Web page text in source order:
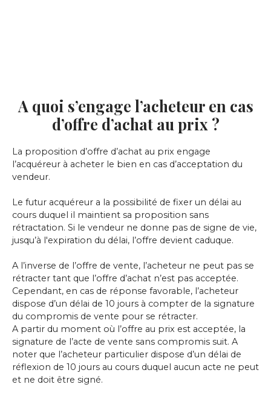
A quoi s’engage l’acheteur en cas
d’offre d’achat au prix ?
La proposition d’offre d’achat au prix engage
l’acquéreur à acheter le bien en cas d’acceptation du
vendeur.
Le futur acquéreur a la possibilité de fixer un délai au
cours duquel il maintient sa proposition sans
rétractation. Si le vendeur ne donne pas de signe de vie,
jusqu’à l'expiration du délai, l’offre devient caduque.
A l’inverse de l’offre de vente, l’acheteur ne peut pas se
rétracter tant que l’offre d’achat n’est pas acceptée.
Cependant, en cas de réponse favorable, l’acheteur
dispose d’un délai de 10 jours à compter de la signature
du compromis de vente pour se rétracter.
A partir du moment où l’offre au prix est acceptée, la
signature de l’acte de vente sans compromis suit. A
noter que l’acheteur particulier dispose d’un délai de
réflexion de 10 jours au cours duquel aucun acte ne peut
et ne doit être signé.